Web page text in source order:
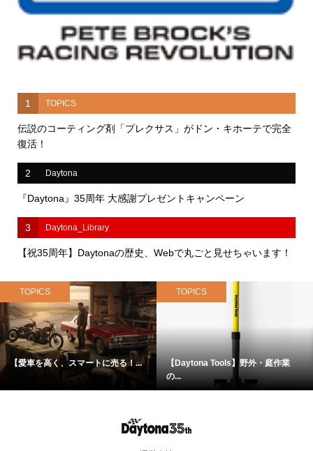
1 TOPICS
伝説のコーティング剤「プレクサス」がドン・キホーテで完全
復活！
2 Daytona
『Daytona』35周年 大感謝プレゼントキャンペーン
3 Daytona_Library
【祝35周年】Daytonaの歴史、Webで丸ごと見せちゃいます！
TOPICS
【愛車を高く、スマートに売る！...
TOPICS
【Daytona Tools】野外・庭作業
の...